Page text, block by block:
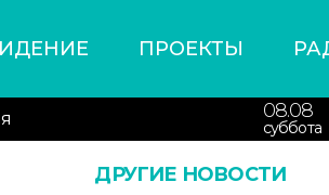
ПРОЕКТЫ
08.08
суббота
ДРУГИЕ НОВОСТИ